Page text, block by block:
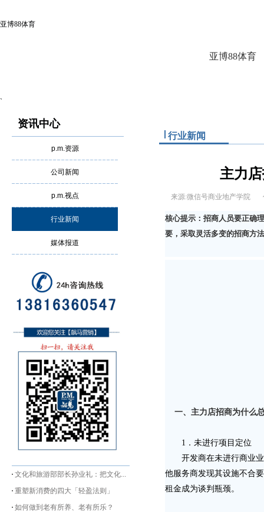
亚博88体育
亚博88体育
`
资讯中心
p.m.资源
公司新闻
p.m.视点
行业新闻
媒体报道
文化和旅游部部长孙业礼：把文化...
重塑新消费的四大「轻盈法则」
如何做到老有所养、老有所乐？
行业新闻
主力
来源:微信号商业地产学院
核心提示：招商人员要正确
要，采取灵活多变的招商方
一、主力店招商为什么
1．未进行项目定位
开发商在未进行商业业
他服务商发现其设施不合
租金成为谈判瓶颈。